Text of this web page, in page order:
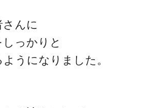
んに
っかりと
うになりました。